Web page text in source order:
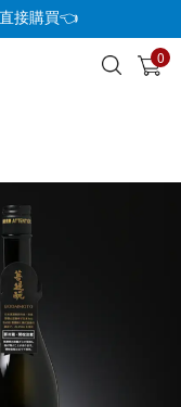
接購買👈
0
查看